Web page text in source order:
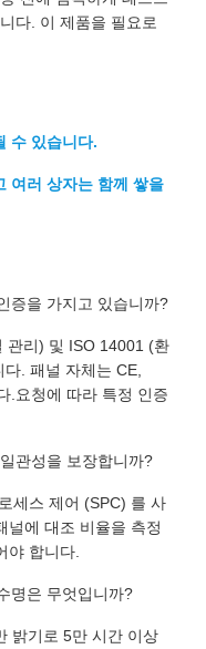
다. 이 제품을 필요로
수 있습니다.
여러 상자는 함께 쌓을
증을 가지고 있습니까?
관리) 및 ISO 14001 (환
. 패널 자체는 CE,
.요청에 따라 특정 인증
관성을 보장합니까?
세스 제어 (SPC) 를 사
널에 대조 비율을 측정
야 합니다.
명은 무엇입니까?
밝기로 5만 시간 이상